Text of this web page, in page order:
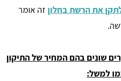
את הרשת בחלון זה אומר
שונים בהם המחיר של התיקון
למשל: